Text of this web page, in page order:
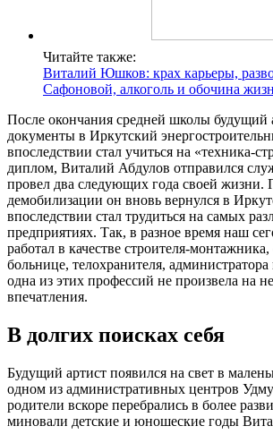
Читайте также:
Виталий Юшков: крах карьеры,
Сафоновой, алкоголь и обочина
После окончания средней школы будущий
документы в Иркутский
впоследствии стал учиться на «техника-
диплом, Виталий Абдулов отправился
провел два следующих года своей жизни.
демобилизации он вновь вернулся в
впоследствии стал трудиться на самых
предприятиях. Так, в разное время наш
работал в качестве строителя-монтажника,
больнице, телохранителя,
одна из этих профессий не произвела на
впечатления.
В долгих поисках себя
Будущий артист появился на свет в
одном из административных центров
родители вскоре перебрались в более
миновали детские и юношеские годы